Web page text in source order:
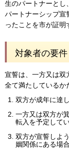
生のパートナーとし
パートナーシップ宣
ったことを市が証明
対象者の要件
宣誓は、一方又は双
全て満たしているか
双方が成年に達
一方又は双方が
転入を予定して
双方が宣誓しよ
姻関係にある場